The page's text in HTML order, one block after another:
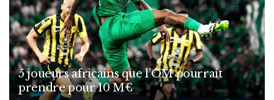
5 joueurs africains que l’OM pourrait
prendre pour 10 M€